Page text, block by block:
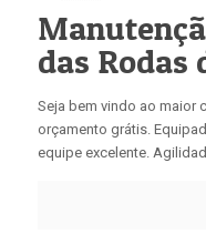
das Rodas
Seja bem vindo ao maior
orçamento grátis.
equipe excelente.